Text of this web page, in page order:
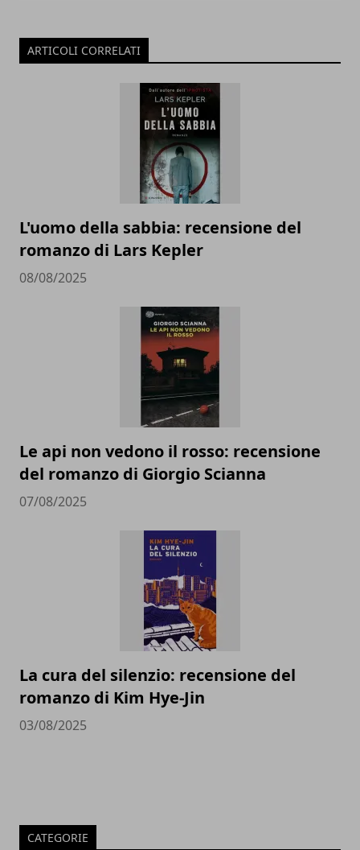
ARTICOLI CORRELATI
L'uomo della sabbia: recensione del
romanzo di Lars Kepler
08/08/2025
Le api non vedono il rosso: recensione
del romanzo di Giorgio Scianna
07/08/2025
La cura del silenzio: recensione del
romanzo di Kim Hye-Jin
03/08/2025
CATEGORIE